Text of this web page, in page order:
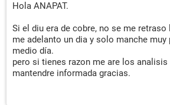
Hola ANAPAT.
Si el diu era de cobre, no se me
me adelanto un dia y solo manche
medio día.
pero si tienes razon me are los analisis
mantendre informada gracias.